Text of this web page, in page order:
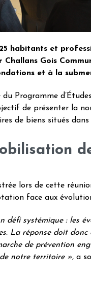
habitants et
Challans Gois
et à la
du Programme
de présenter la
de biens situés dans
lors de cette
face aux
défi systémique : les
La réponse doit
de prévention
notre territoire », a